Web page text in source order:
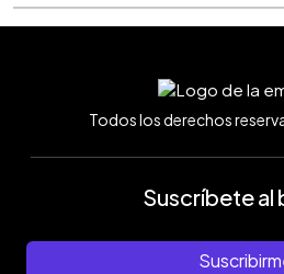
Todos los derechos
Suscríbete al